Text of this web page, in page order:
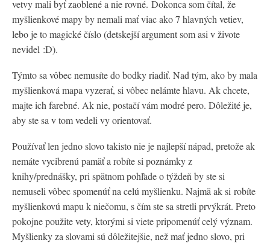
vetvy mali byť zaoblené a nie rovné. Dokonca som čítal, že
myšlienkové mapy by nemali mať viac ako 7 hlavných vetiev,
lebo je to magické číslo (detskejší argument som asi v živote
nevidel :D).
Týmto sa vôbec nemusíte do bodky riadiť. Nad tým, ako by mala
myšlienková mapa vyzerať, si vôbec nelámte hlavu. Ak chcete,
majte ich farebné. Ak nie, postačí vám modré pero. Dôležité je,
aby ste sa v tom vedeli vy orientovať.
Používať len jedno slovo takisto nie je najlepší nápad, pretože ak
nemáte vycibrenú pamäť a robíte si poznámky z
knihy/prednášky, pri spätnom pohľade o týždeň by ste si
nemuseli vôbec spomenúť na celú myšlienku. Najmä ak si robíte
myšlienkovú mapu k niečomu, s čím ste sa stretli prvýkrát. Preto
pokojne použite vety, ktorými si viete pripomenúť celý význam.
Myšlienky za slovami sú dôležitejšie, než mať jedno slovo, pri